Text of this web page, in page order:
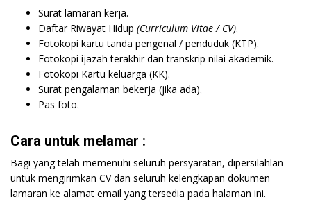
Surat lamaran kerja.
Daftar Riwayat Hidup (Curriculum Vitae / CV).
Fotokopi kartu tanda pengenal / penduduk (KTP).
Fotokopi ijazah terakhir dan transkrip nilai akademik.
Fotokopi Kartu keluarga (KK).
Surat pengalaman bekerja (jika ada).
Pas foto.
Cara untuk melamar :
Bagi yang telah memenuhi seluruh persyaratan, dipersilahlan
untuk mengirimkan CV dan seluruh kelengkapan dokumen
lamaran ke alamat email yang tersedia pada halaman ini.